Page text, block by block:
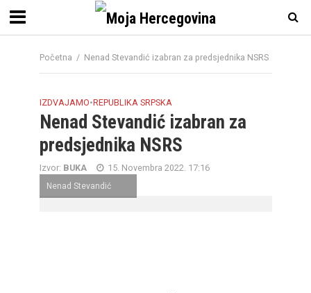
Početna / Nenad Stevandić izabran za predsjednika NSRS
IZDVAJAMO•REPUBLIKA SRPSKA
Nenad Stevandić izabran za
predsjednika NSRS
Izvor: BUKA 15. Novembra 2022. 17:16
Nenad Stevandić